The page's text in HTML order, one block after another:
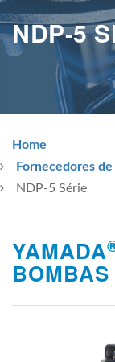
NDP-5
Home
Fornecedores
NDP-5 Série
YAMADA